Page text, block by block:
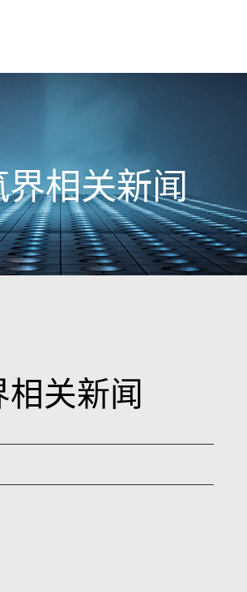
相关新闻
关新闻